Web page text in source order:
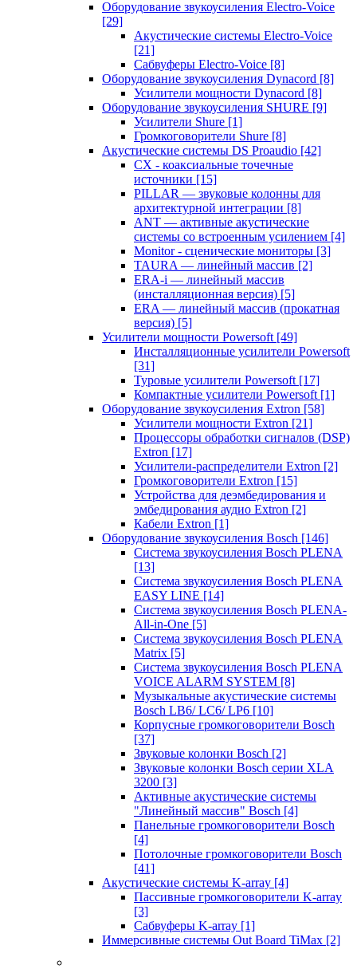
Оборудование звукоусиления Electro-Voice
[29]
Акустические системы Electro-Voice
[21]
Сабвуферы Electro-Voice [8]
Оборудование звукоусиления Dynacord [8]
Усилители мощности Dynacord [8]
Оборудование звукоусиления SHURE [9]
Усилители Shure [1]
Громкоговорители Shure [8]
Акустические системы DS Proaudio [42]
CX - коаксиальные точечные
источники [15]
PILLAR — звуковые колонны для
архитектурной интеграции [8]
ANT — активные акустические
системы со встроенным усилением [4]
Monitor - сценические мониторы [3]
TAURA — линейный массив [2]
ERA-i — линейный массив
(инсталляционная версия) [5]
ERA — линейный массив (прокатная
версия) [5]
Усилители мощности Powersoft [49]
Инсталляционные усилители Powersoft
[31]
Туровые усилители Powersoft [17]
Компактные усилители Powersoft [1]
Оборудование звукоусиления Extron [58]
Усилители мощности Extron [21]
Процессоры обработки сигналов (DSP)
Extron [17]
Усилители-распределители Extron [2]
Громкоговорители Extron [15]
Устройства для деэмбедирования и
эмбедирования аудио Extron [2]
Кабели Extron [1]
Оборудование звукоусиления Bosch [146]
Система звукоусиления Bosch PLENA
[13]
Система звукоусиления Bosch PLENA
EASY LINE [14]
Система звукоусиления Bosch PLENA-
All-in-One [5]
Система звукоусиления Bosch PLENA
Matrix [5]
Система звукоусиления Bosch PLENA
VOICE ALARM SYSTEM [8]
Музыкальные акустические системы
Bosch LB6/ LC6/ LP6 [10]
Корпусные громкоговорители Bosch
[37]
Звуковые колонки Bosch [2]
Звуковые колонки Bosch серии XLA
3200 [3]
Активные акустические системы
"Линейный массив" Bosch [4]
Панельные громкоговорители Bosch
[4]
Потолочные громкоговорители Bosch
[41]
Акустические системы K-array [4]
Пассивные громкоговорители K-array
[3]
Сабвуферы K-array [1]
Иммерсивные системы Out Board TiMax [2]